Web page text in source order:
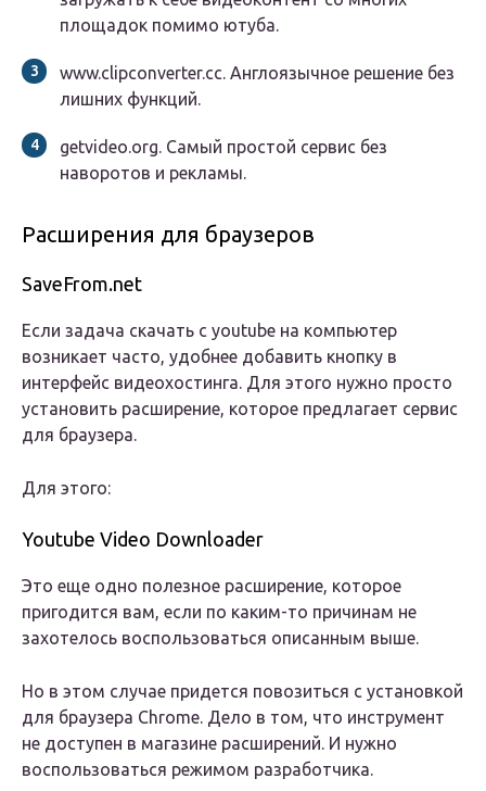
площадок помимо ютуба.
www.clipconverter.cc. Англоязычное решение без
лишних функций.
getvideo.org. Самый простой сервис без
наворотов и рекламы.
Расширения для браузеров
SaveFrom.net
Если задача скачать с youtube на компьютер
возникает часто, удобнее добавить кнопку в
интерфейс видеохостинга. Для этого нужно просто
установить расширение, которое предлагает сервис
для браузера.
Для этого:
Youtube Video Downloader
Это еще одно полезное расширение, которое
пригодится вам, если по каким-то причинам не
захотелось воспользоваться описанным выше.
Но в этом случае придется повозиться с установкой
для браузера Chrome. Дело в том, что инструмент
не доступен в магазине расширений. И нужно
воспользоваться режимом разработчика.